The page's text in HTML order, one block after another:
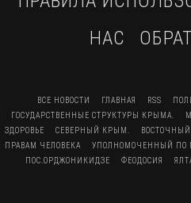
НАС
ВСЕ НОВОСТИ ГЛАВНАЯ RSS
ГОСУДАРСТВЕННЫЕ СТРУКТУРЫ КРЫМА.
ЗДОРОВЬЕ
СЕВЕРНЫЙ КРЫМ.
ПРАВАМ ЧЕЛОВЕКА
УПОЛНОМОЧЕННЫЙ ПО
ПОС.ОРДЖОНИКИДЗЕ
ФЕОДОСИЯ